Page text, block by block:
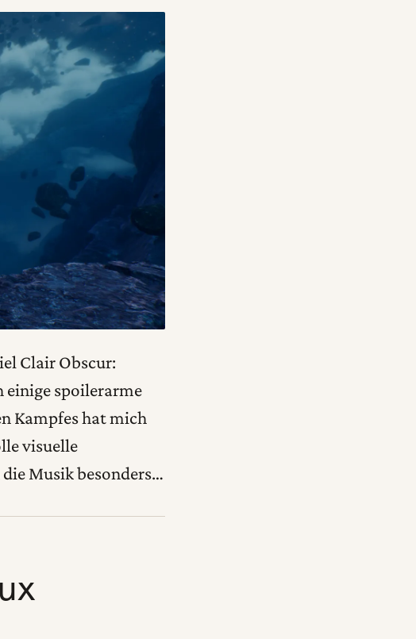
Clair Obscur:
einige spoilerarme
Kampfes hat mich
visuelle
Musik besonders…